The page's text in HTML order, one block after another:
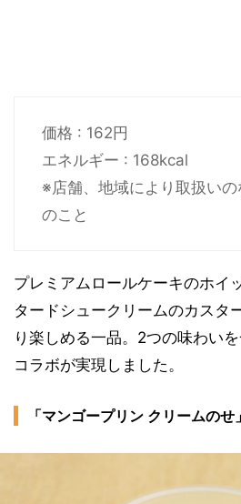
価格 : 162円
エネルギー : 168kcal
※店舗、地域により取扱いの
のこと
プレミアムロールケーキのホイ
タードシュークリームのカスタ
り楽しめる一品。2つの味わい
コラボが実現しました。
「マンゴープリン クリームの